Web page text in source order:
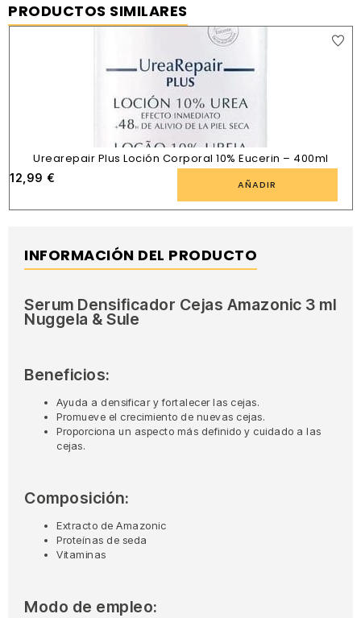
PRODUCTOS SIMILARES
Urearepair Plus Loción Corporal 10% Eucerin – 400ml
12,99 € AÑADIR
INFORMACIÓN DEL PRODUCTO
Serum Densificador Cejas Amazonic 3 ml
Nuggela & Sule
Beneficios:
Ayuda a densificar y fortalecer las cejas.
Promueve el crecimiento de nuevas cejas.
Proporciona un aspecto más definido y cuidado a las
cejas.
Composición:
Extracto de Amazonic
Proteínas de seda
Vitaminas
Modo de empleo: